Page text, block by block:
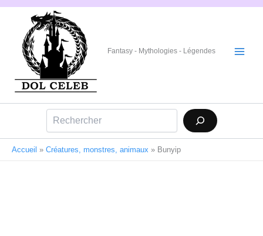
Aller
Fantasy - Mythologies - Légendes
Accueil » Créatures, monstres, animaux » Bunyip